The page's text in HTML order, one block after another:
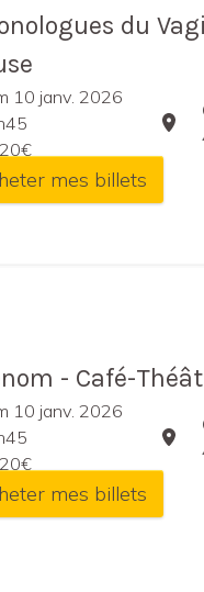
du
10 janv. 2026
mes billets
- Café-
10 janv. 2026
mes billets